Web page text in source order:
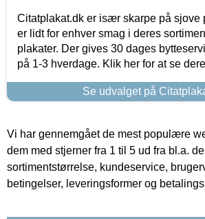
Citatplakat.dk er især skarpe på sjove
er lidt for enhver smag i deres
plakater. Der gives 30 dages
på 1-3 hverdage. Klik her for at se
Se udvalget på
Vi har gennemgået de mest populære
dem med stjerner fra 1 til 5 ud fra bl.a.
sortimentstørrelse, kundeservice,
betingelser, leveringsformer og